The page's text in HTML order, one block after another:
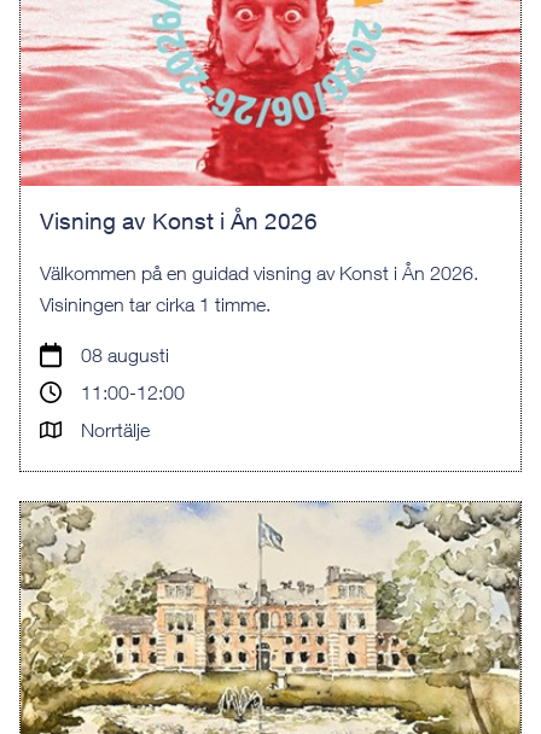
Visning av Konst i Ån 2026
Välkommen på en guidad visning av Konst i Ån 2026.
Visiningen tar cirka 1 timme.
08 augusti
11:00-12:00
Norrtälje